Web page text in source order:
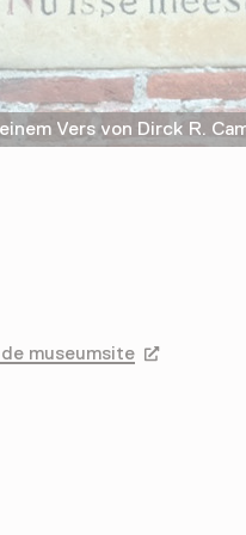
Vers von Dirck R.
voor auto's
museumsite Opent in